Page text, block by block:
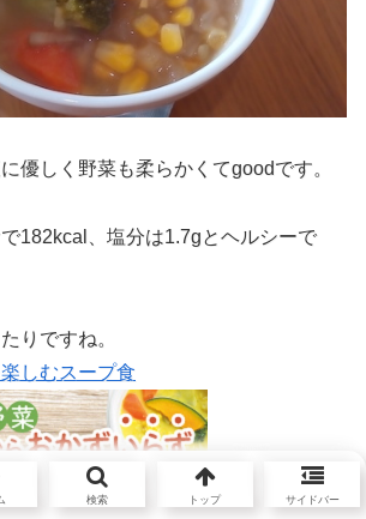
優しく野菜も柔らかくてgoodです。
182kcal、塩分は1.7gとヘルシーで
りですね。
しむスープ食
検索 トップ サイドバー